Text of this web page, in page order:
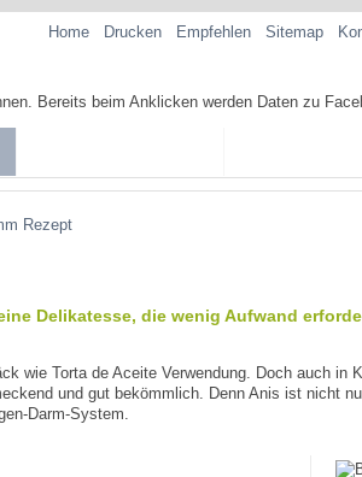
Home Drucken Empfehlen Sitemap
Rezept
Delikatesse, die wenig Aufwand
wie Torta de Aceite Verwendung. Doch auch
und gut bekömmlich. Denn Anis ist nicht
Darm-System.